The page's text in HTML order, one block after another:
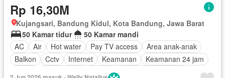
Rp 16,30M
Kujangsari, Bandung Kidul, Kota Bandung, Jawa Barat
50 Kamar tidur
50 Kamar mandi
AC
Air Hot water Pay TV access
Area anak-anak
Balkon
Cctv Internet Keamanan
Keamanan 24 jam
Garasi